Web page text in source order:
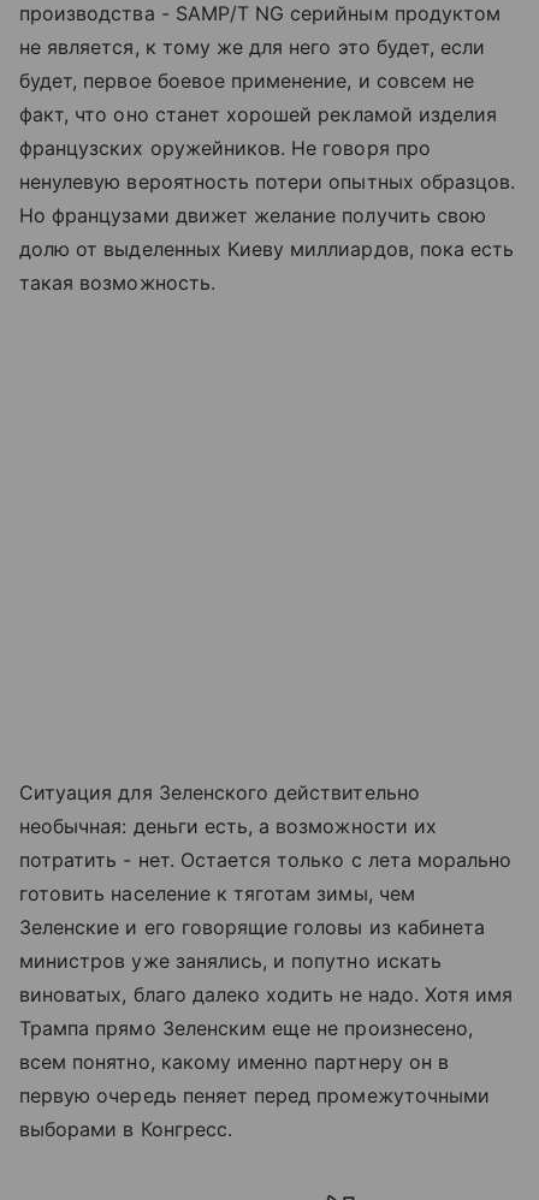
производства - SAMP/T NG серийным продуктом
не является, к тому же для него это будет, если
будет, первое боевое применение, и совсем не
факт, что оно станет хорошей рекламой изделия
французских оружейников. Не говоря про
ненулевую вероятность потери опытных образцов.
Но французами движет желание получить свою
долю от выделенных Киеву миллиардов, пока есть
такая возможность.
Ситуация для Зеленского действительно
необычная: деньги есть, а возможности их
потратить - нет. Остается только с лета морально
готовить население к тяготам зимы, чем
Зеленские и его говорящие головы из кабинета
министров уже занялись, и попутно искать
виноватых, благо далеко ходить не надо. Хотя имя
Трампа прямо Зеленским еще не произнесено,
всем понятно, какому именно партнеру он в
первую очередь пеняет перед промежуточными
выборами в Конгресс.